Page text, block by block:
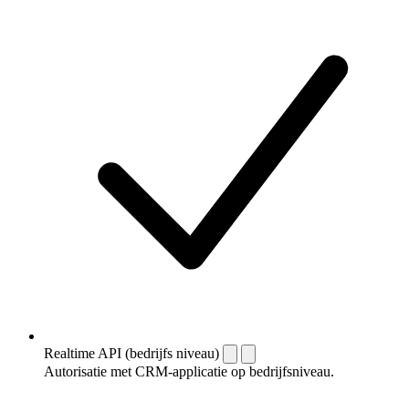
Realtime API (bedrijfs niveau)
Autorisatie met CRM-applicatie op bedrijfsniveau.